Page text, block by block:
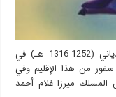
*ظهرت القاديانية على يد الميرزا غلام أحمد القادياني (1252-1316 هـ) في
سفور من هذا الإقليم وفي
ميرزا غلام أحمد